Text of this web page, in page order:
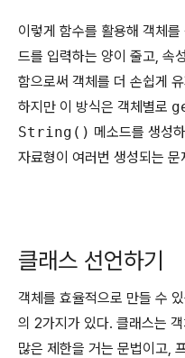
이렇게 함수를 활용해 객체
드를 입력하는 양이 줄고, 속
함으로써 객체를 더 손쉽게
하지만 이 방식은 객체별로
String() 메소드를 생성
자료형이 여러번 생성되는 문
클래스 선언하기
객체를 효율적으로 만들 수
의 2가지가 있다. 클래스는
많은 제한을 거는 문법이고,